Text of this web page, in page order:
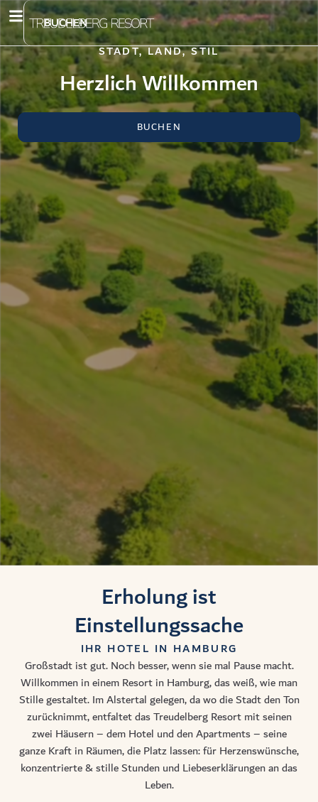
springenBUCHEN
STADT, LAND, STIL
Herzlich Willkommen
BUCHEN
Erholung ist
Einstellungssache
IHR HOTEL IN HAMBURG
Großstadt ist gut. Noch besser, wenn sie mal Pause macht.
Willkommen in einem Resort in Hamburg, das weiß, wie man
Stille gestaltet. Im Alstertal gelegen, da wo die Stadt den Ton
zurücknimmt, entfaltet das Treudelberg Resort mit seinen
zwei Häusern – dem Hotel und den Apartments – seine
ganze Kraft in Räumen, die Platz lassen: für Herzenswünsche,
konzentrierte & stille Stunden und Liebeserklärungen an das
Leben.